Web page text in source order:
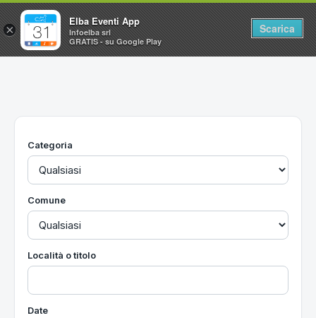
Home
Utilità
Categoria
Comune
Località o titolo
Date
×
Elba Eventi App
Infoelba srl
GRATIS - su Google Play
Scarica